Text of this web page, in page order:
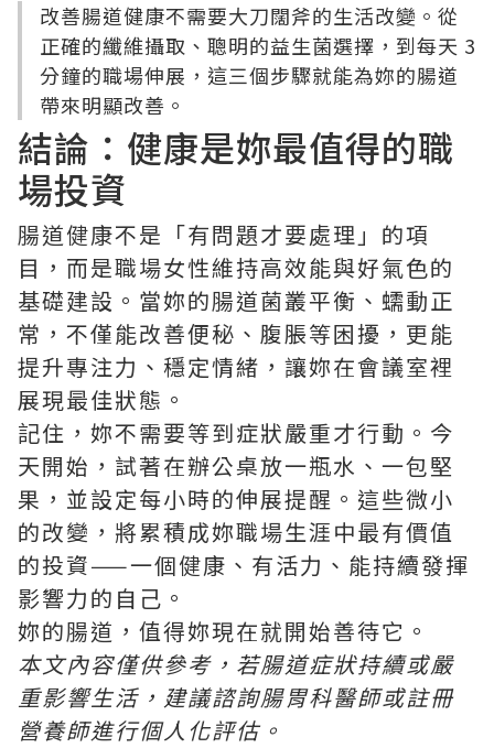
改善腸道健康不需要大刀闊斧的生活改變。從
正確的纖維攝取、聰明的益生菌選擇，到每天 3
分鐘的職場伸展，這三個步驟就能為妳的腸道
帶來明顯改善。
結論：健康是妳最值得的職
場投資
腸道健康不是「有問題才要處理」的項
目，而是職場女性維持高效能與好氣色的
基礎建設。當妳的腸道菌叢平衡、蠕動正
常，不僅能改善便秘、腹脹等困擾，更能
提升專注力、穩定情緒，讓妳在會議室裡
展現最佳狀態。
記住，妳不需要等到症狀嚴重才行動。今
天開始，試著在辦公桌放一瓶水、一包堅
果，並設定每小時的伸展提醒。這些微小
的改變，將累積成妳職場生涯中最有價值
的投資——一個健康、有活力、能持續發揮
影響力的自己。
妳的腸道，值得妳現在就開始善待它。
本文內容僅供參考，若腸道症狀持續或嚴
重影響生活，建議諮詢腸胃科醫師或註冊
營養師進行個人化評估。